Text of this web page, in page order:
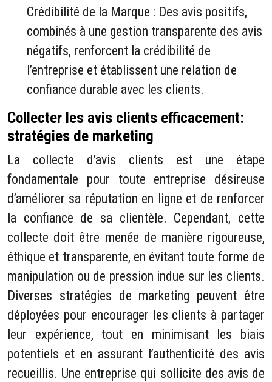
Crédibilité de la Marque : Des avis positifs,
combinés à une gestion transparente des avis
négatifs, renforcent la crédibilité de
l’entreprise et établissent une relation de
confiance durable avec les clients.
Collecter les avis clients efficacement:
stratégies de marketing
La collecte d’avis clients est une étape
fondamentale pour toute entreprise désireuse
d’améliorer sa réputation en ligne et de renforcer
la confiance de sa clientèle. Cependant, cette
collecte doit être menée de manière rigoureuse,
éthique et transparente, en évitant toute forme de
manipulation ou de pression indue sur les clients.
Diverses stratégies de marketing peuvent être
déployées pour encourager les clients à partager
leur expérience, tout en minimisant les biais
potentiels et en assurant l’authenticité des avis
recueillis. Une entreprise qui sollicite des avis de